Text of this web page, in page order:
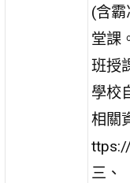
(含
堂課
班授
學校
相關
三、